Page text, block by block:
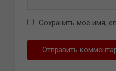
Сохранить моё имя,